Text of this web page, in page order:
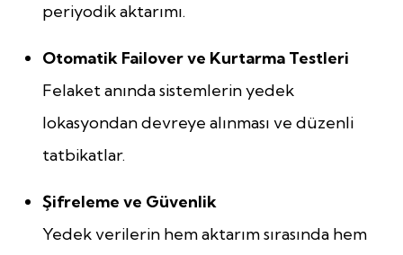
periyodik aktarımı.
Otomatik Failover ve Kurtarma Testleri
Felaket anında sistemlerin yedek
lokasyondan devreye alınması ve düzenli
tatbikatlar.
Şifreleme ve Güvenlik
Yedek verilerin hem aktarım sırasında hem